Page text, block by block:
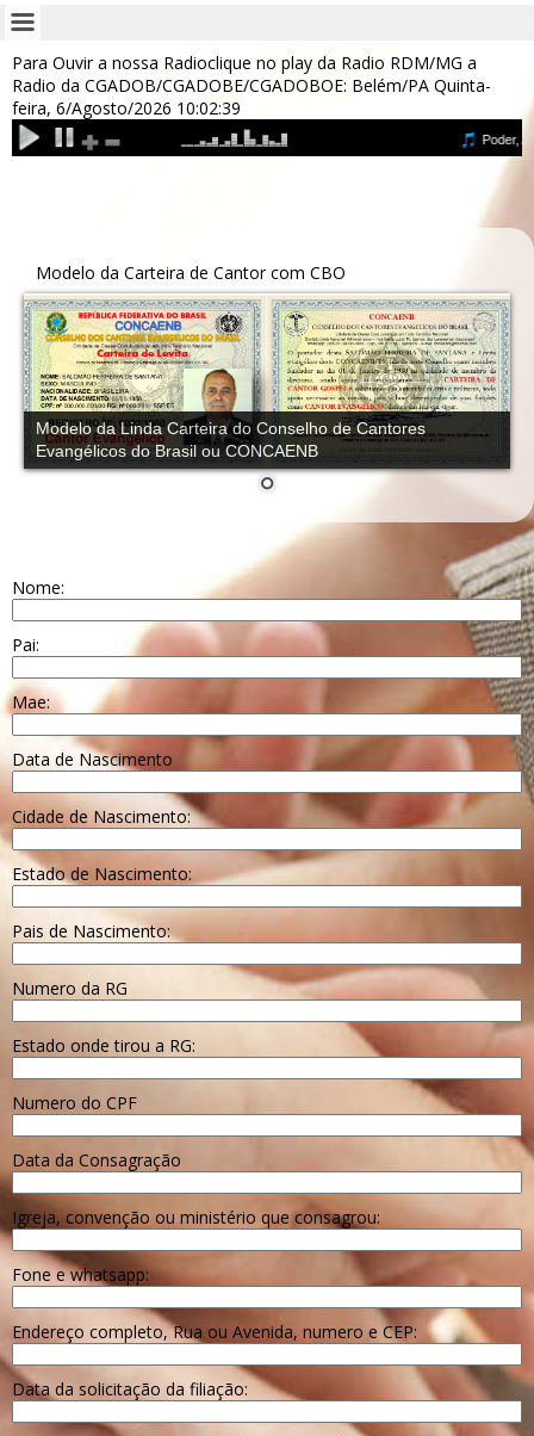
Para Ouvir a nossa Radioclique no play da Radio RDM/MG a
Radio da CGADOB/CGADOBE/CGADOBOE: Belém/PA Quinta-
feira, 6/Agosto/2026 10:02:39
Modelo da Carteira de Cantor com CBO
Modelo da Linda Carteira do Conselho de Cantores
Evangélicos do Brasil ou CONCAENB
Nome:
Pai:
Mae:
Data de Nascimento
Cidade de Nascimento:
Estado de Nascimento:
Pais de Nascimento:
Numero da RG
Estado onde tirou a RG:
Numero do CPF
Data da Consagração
Igreja, convenção ou ministério que consagrou:
Fone e whatsapp:
Endereço completo, Rua ou Avenida, numero e CEP:
Data da solicitação da filiação: